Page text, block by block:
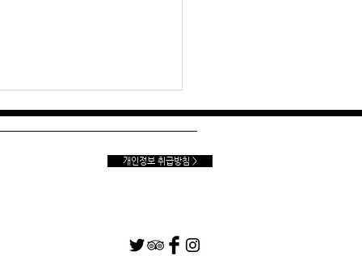
용 : 여성 전용 시설에 관
개인정보 취급방침 >